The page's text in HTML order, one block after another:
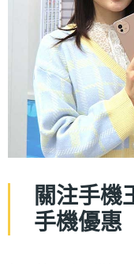
關注手機
手機優惠